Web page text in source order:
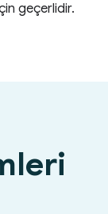
geçerlidir.